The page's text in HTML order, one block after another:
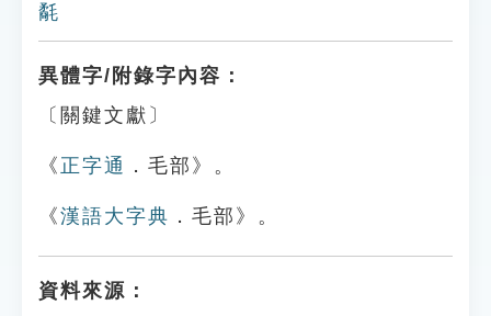
氄
異體字/附錄字內容：
〔關鍵文獻〕
《 正字通 ．毛部》。
《漢語大字典 ．毛部》。
資料來源：